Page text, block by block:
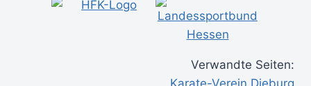
Verwandte Seiten:
Karate-Verein Dieburg